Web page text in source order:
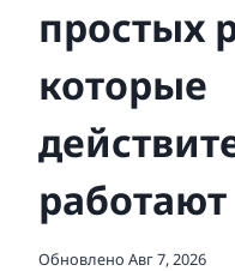
простых
которые
работают
Обновлено Авг 7, 2026